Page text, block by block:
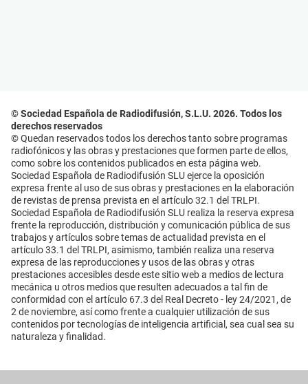
© Sociedad Española de Radiodifusión, S.L.U. 2026. Todos los
derechos reservados
© Quedan reservados todos los derechos tanto sobre programas
radiofónicos y las obras y prestaciones que formen parte de ellos,
como sobre los contenidos publicados en esta página web.
Sociedad Española de Radiodifusión SLU ejerce la oposición
expresa frente al uso de sus obras y prestaciones en la elaboración
de revistas de prensa prevista en el artículo 32.1 del TRLPI.
Sociedad Española de Radiodifusión SLU realiza la reserva expresa
frente la reproducción, distribución y comunicación pública de sus
trabajos y artículos sobre temas de actualidad prevista en el
artículo 33.1 del TRLPI, asimismo, también realiza una reserva
expresa de las reproducciones y usos de las obras y otras
prestaciones accesibles desde este sitio web a medios de lectura
mecánica u otros medios que resulten adecuados a tal fin de
conformidad con el artículo 67.3 del Real Decreto - ley 24/2021, de
2 de noviembre, así como frente a cualquier utilización de sus
contenidos por tecnologías de inteligencia artificial, sea cual sea su
naturaleza y finalidad.